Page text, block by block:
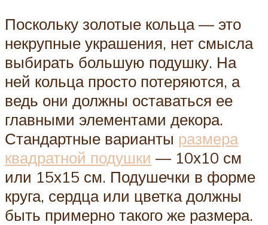
Поскольку золотые кольца — это
некрупные украшения, нет смысла
выбирать большую подушку. На
ней кольца просто потеряются, а
ведь они должны оставаться ее
главными элементами декора.
Стандартные варианты размера
квадратной подушки — 10х10 см
или 15х15 см. Подушечки в форме
круга, сердца или цветка должны
быть примерно такого же размера.